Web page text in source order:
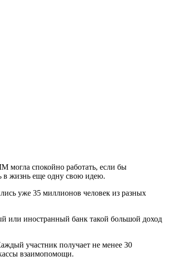
могла спокойно работать, если бы
в жизнь еще одну свою идею.
уже 35 миллионов человек из разных
или иностранный банк такой большой доход
участник получает не менее 30
взаимопомощи.